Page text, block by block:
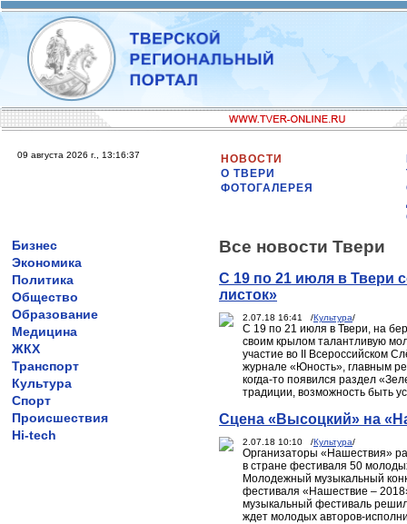
09 августа 2026 г., 13:16:37
НОВОСТИ
О ТВЕРИ
ФОТОГАЛЕРЕЯ
Бизнес
Экономика
Политика
Общество
Образование
Медицина
ЖКХ
Транспорт
Культура
Спорт
Происшествия
Hi-tech
Все новости Твери
С 19 по 21 июля в Твери
листок»
2.07.18 16:41 /Культура/
С 19 по 21 июля в Твери, на
своим крылом талантливую
участие во II Всероссийском
журнале «Юность», главным
когда-то появился раздел
традиции, возможность быть
Сцена «Высоцкий» на
2.07.18 10:10 /Культура/
Организаторы «Нашествия»
в стране фестиваля 50
Молодежный музыкальный
фестиваля «Нашествие –
музыкальный фестиваль
ждет молодых авторов-